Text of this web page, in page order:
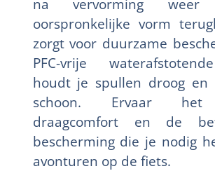
oorspronkelijke vorm
zorgt voor duurzame
PFC-vrije
houdt je spullen droog en
schoon. Ervaar het
draagcomfort en de
bescherming die je nodig
avonturen op de fiets.